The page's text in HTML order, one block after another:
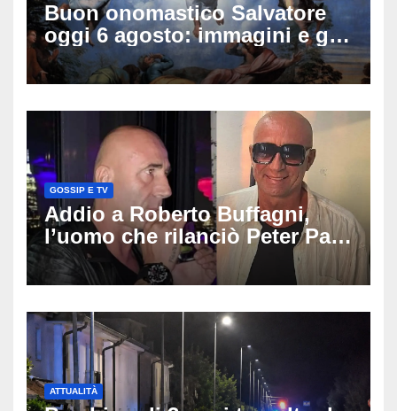
Buon onomastico Salvatore
oggi 6 agosto: immagini e gif
di auguri da condividere
GOSSIP E TV
Addio a Roberto Buffagni,
l’uomo che rilanciò Peter Pan
e Villa delle Rose: aveva 59
anni
ATTUALITÀ